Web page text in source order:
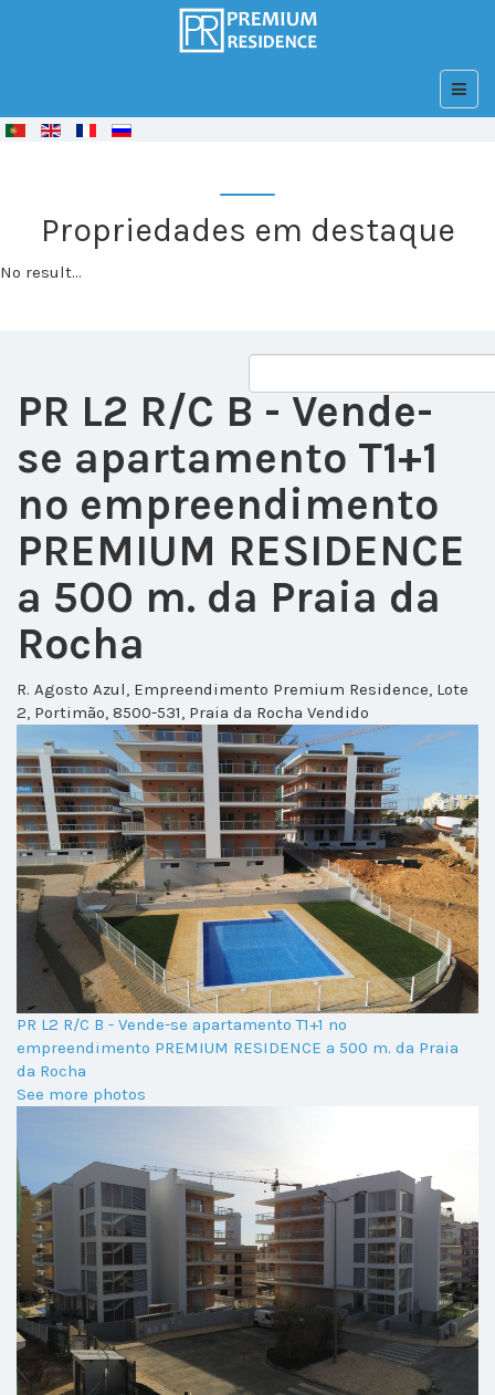
© FreeJoomla! 3 Modules
Propriedades em destaque
No result...
PR L2 R/C B - Vende-
se apartamento T1+1
no empreendimento
PREMIUM RESIDENCE
a 500 m. da Praia da
Rocha
R. Agosto Azul, Empreendimento Premium Residence, Lote
2, Portimão, 8500-531, Praia da Rocha Vendido
PR L2 R/C B - Vende-se apartamento T1+1 no
empreendimento PREMIUM RESIDENCE a 500 m. da Praia
da Rocha
See more photos